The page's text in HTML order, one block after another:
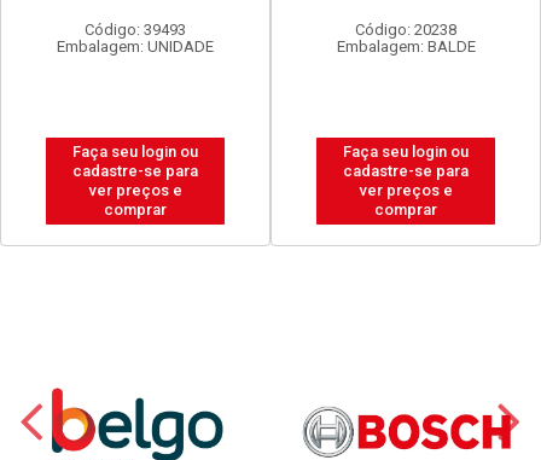
Código: 20238
Embalagem: BALDE
Faça seu login ou
cadastre-se para
ver preços e
comprar
Código: 2920
Embalagem: UNIDADE
Faça seu login ou
cadastre-se para
ver preços e
comprar